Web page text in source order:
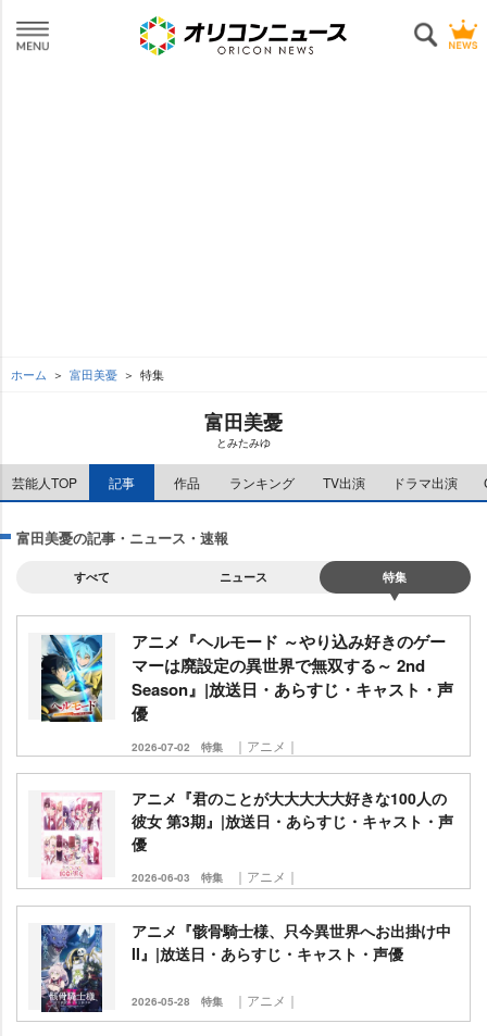
ホーム 富田美憂 特集
富田美憂
とみたみゆ
芸能人TOP 記事 作品 ランキング TV出演 ドラマ出演
富田美憂の記事・ニュース・速報
すべて ニュース 特集
アニメ『ヘルモード ～やり込み好きのゲー
マーは廃設定の異世界で無双する～ 2nd
Season』|放送日・あらすじ・キャスト・声
優
2026-07-02 特集 ｜アニメ｜
アニメ『君のことが大大大大大好きな100人の
彼女 第3期』|放送日・あらすじ・キャスト・声
優
2026-06-03 特集 ｜アニメ｜
アニメ『骸骨騎士様、只今異世界へお出掛け中
II』|放送日・あらすじ・キャスト・声優
2026-05-28 特集 ｜アニメ｜